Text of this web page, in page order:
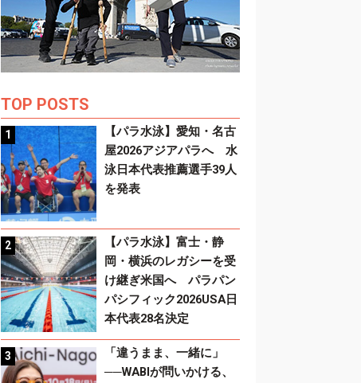
TOP POSTS
【パラ水泳】愛知・名古
屋2026アジアパラへ 水
泳日本代表推薦選手39人
を発表
【パラ水泳】富士・静
岡・横浜のレガシーを受
け継ぎ米国へ パラパン
パシフィック2026USA日
本代表28名決定
「違うまま、一緒に」
──WABIが問いかける、